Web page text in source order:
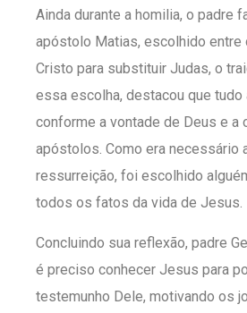
Ainda durante a homilia, o padre
apóstolo Matias, escolhido
Cristo para substituir Judas, o
essa escolha, destacou que tudo
conforme a vontade de Deus e a
apóstolos. Como era necessário
ressurreição, foi escolhido
todos os fatos da vida de Jesus.
Concluindo sua reflexão, padre
é preciso conhecer Jesus para
testemunho Dele, motivando os